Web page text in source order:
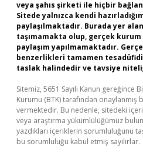
veya şahıs şirketi ile hiçbir
Sitede yalnızca kendi
paylaşılmaktadır. Burada yer
taşımamakta olup, gerçek
paylaşım yapılmamaktadır.
benzerlikleri tamamen
taslak halindedir ve tavsiye
Sitemiz, 5651 Sayılı Kanun gereğince
Kurumu (BTK) tarafından onaylanmış
vermektedir. Bu nedenle, sitedeki
veya araştırma yükümlülüğümüz
yazdıkları içeriklerin sorumluluğunu
bu sorumluluğu kabul etmiş sayılırlar.